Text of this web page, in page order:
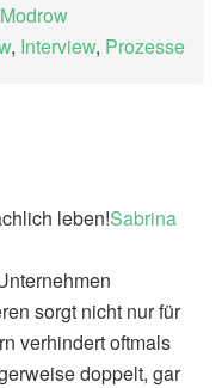
, Interview, Prozesse
leben!Sabrina
sorgt nicht nur für
verhindert oftmals
doppelt, gar